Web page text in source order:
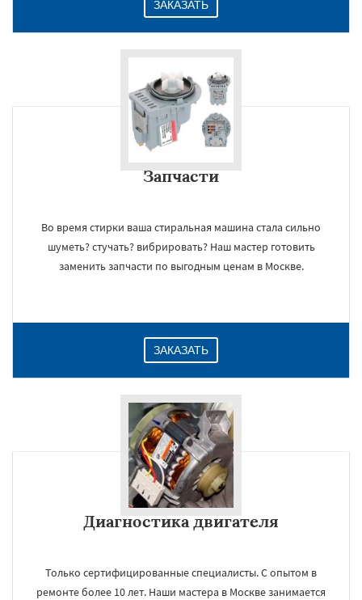
ЗАКАЗАТЬ
Запчасти
Во время стирки ваша стиральная машина стала сильно
шуметь? стучать? вибрировать? Наш мастер готовить
заменить запчасти по выгодным ценам в Москве.
ЗАКАЗАТЬ
Диагностика двигателя
Только сертифицированные специалисты. С опытом в
ремонте более 10 лет. Наши мастера в Москве занимается